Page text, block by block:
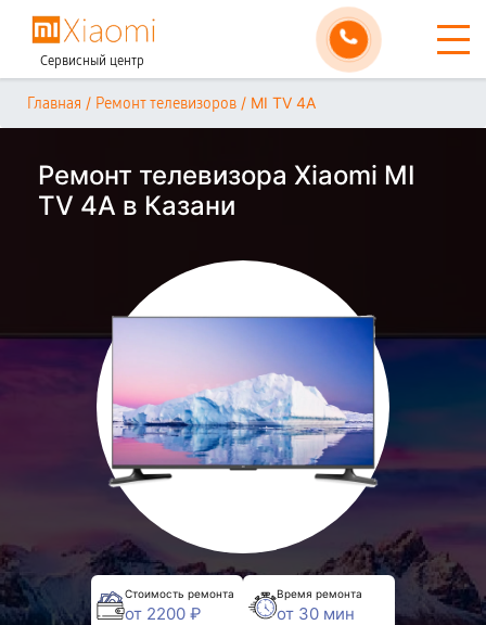
Сервисный центр
Главная / Ремонт телевизоров / MI TV 4A
Ремонт телевизора Xiaomi MI
TV 4A в Казани
Стоимость ремонта
от 2200 ₽
Время ремонта
от 30 мин